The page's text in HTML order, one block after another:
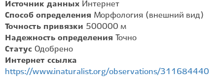
Источник данных Интернет
Способ определения Морфология (внешний вид)
Точность привязки 500000 м
Надежность определения
Точно
Статус Одобрено
Интернет ссылка
https://www.inaturalist.org/observations/311684440